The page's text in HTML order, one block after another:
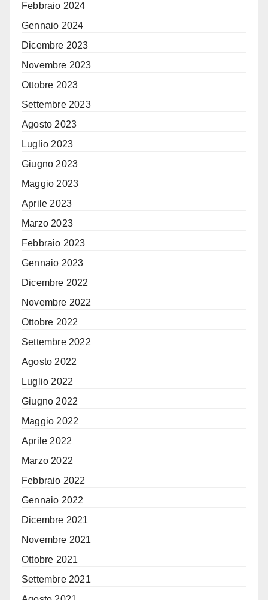
Febbraio 2024
Gennaio 2024
Dicembre 2023
Novembre 2023
Ottobre 2023
Settembre 2023
Agosto 2023
Luglio 2023
Giugno 2023
Maggio 2023
Aprile 2023
Marzo 2023
Febbraio 2023
Gennaio 2023
Dicembre 2022
Novembre 2022
Ottobre 2022
Settembre 2022
Agosto 2022
Luglio 2022
Giugno 2022
Maggio 2022
Aprile 2022
Marzo 2022
Febbraio 2022
Gennaio 2022
Dicembre 2021
Novembre 2021
Ottobre 2021
Settembre 2021